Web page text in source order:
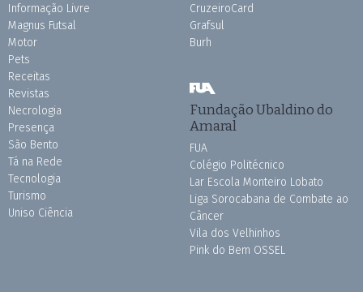
Informação Livre
Magnus Futsal
Motor
Pets
Receitas
Revistas
Necrologia
Presença
São Bento
Tá na Rede
Tecnologia
Turismo
Uniso Ciência
CruzeiroCard
Grafsul
Burh
Fundação Ubaldino do
Amaral
FUA
Colégio Politécnico
Lar Escola Monteiro Lobato
Liga Sorocabana de Combate ao
Câncer
Vila dos Velhinhos
Pink do Bem OSSEL